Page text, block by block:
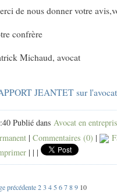
de nous donner votre
confrère
Michaud, avocat
JEANTET sur
Publié dans Avocat en
| Commentaires (0) |
| | |
précédente23 4 5 6789 10